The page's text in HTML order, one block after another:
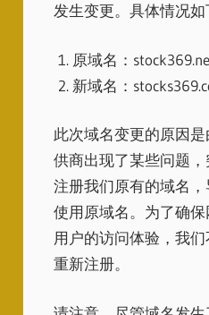
发生变更。具体情况如
原域名：
新域名：
此次域名变更的原因
供商出现了某些问题
注册我们原有的域名
使用原域名。为了确
用户的访问体验，我
重新注册。